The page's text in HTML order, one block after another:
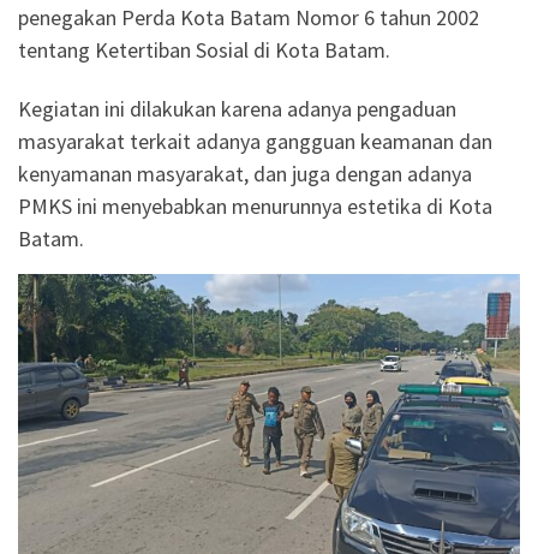
penegakan Perda Kota Batam Nomor 6 tahun 2002
tentang Ketertiban Sosial di Kota Batam.
Kegiatan ini dilakukan karena adanya pengaduan
masyarakat terkait adanya gangguan keamanan dan
kenyamanan masyarakat, dan juga dengan adanya
PMKS ini menyebabkan menurunnya estetika di Kota
Batam.